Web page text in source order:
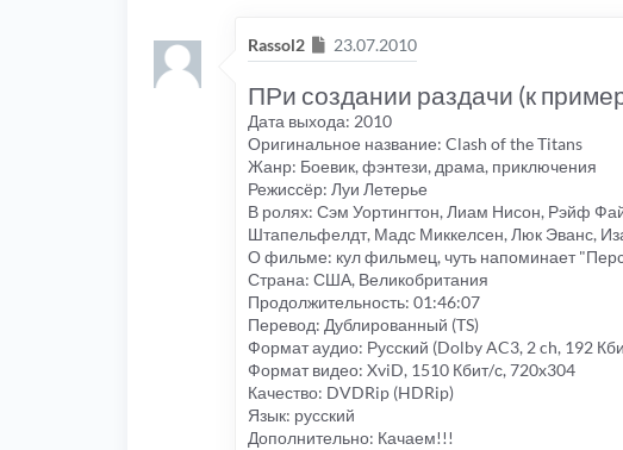
Rassol2 Сообщение
23.07.2010
ПРи создании раздачи (к
Дата выхода: 2010
Оригинальное название: Clash of the Titans
Жанр: Боевик, фэнтези, драма, приключения
Режиссёр: Луи Летерье
В ролях: Сэм Уортингтон, Лиам Нисон, Рэйф
Штапельфелдт, Мадс Миккелсен, Люк Эванс,
О фильме: кул фильмец, чуть напоминает
Страна: США, Великобритания
Продолжительность: 01:46:07
Перевод: Дублированный (TS)
Формат аудио: Русский (Dolby AC3, 2 ch, 192
Формат видео: XviD, 1510 Кбит/с, 720x304
Качество: DVDRip (HDRip)
Язык: русский
Дополнительно: Качаем!!!